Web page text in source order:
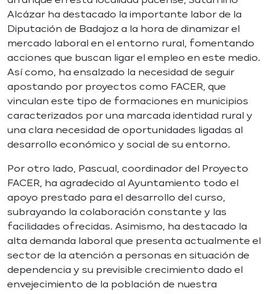
Alcázar ha destacado la importante labor de la
Diputación de Badajoz a la hora de dinamizar el
mercado laboral en el entorno rural, fomentando
acciones que buscan ligar el empleo en este medio.
Así como, ha ensalzado la necesidad de seguir
apostando por proyectos como FACER, que
vinculan este tipo de formaciones en municipios
caracterizados por una marcada identidad rural y
una clara necesidad de oportunidades ligadas al
desarrollo económico y social de su entorno.
Por otro lado, Pascual, coordinador del Proyecto
FACER, ha agradecido al Ayuntamiento todo el
apoyo prestado para el desarrollo del curso,
subrayando la colaboración constante y las
facilidades ofrecidas. Asimismo, ha destacado la
alta demanda laboral que presenta actualmente el
sector de la atención a personas en situación de
dependencia y su previsible crecimiento dado el
envejecimiento de la población de nuestra